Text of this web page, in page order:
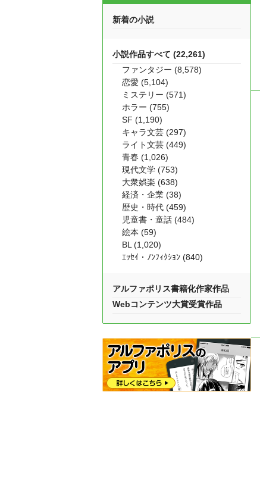
新着の小説
小説作品すべて (22,261)
ファンタジー (8,578)
恋愛 (5,104)
ミステリー (571)
ホラー (755)
SF (1,190)
キャラ文芸 (297)
ライト文芸 (449)
青春 (1,026)
現代文学 (753)
大衆娯楽 (638)
経済・企業 (38)
歴史・時代 (459)
児童書・童話 (484)
絵本 (59)
BL (1,020)
ｴｯｾｲ・ﾉﾝﾌｨｸｼｮﾝ (840)
アルファポリス書籍化作家作品
Webコンテンツ大賞受賞作品